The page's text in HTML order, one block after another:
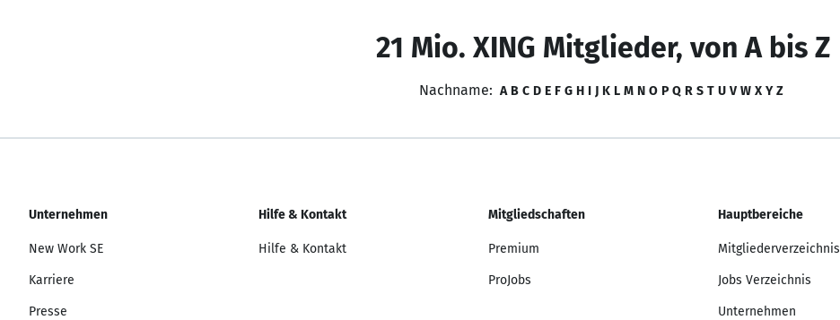
21 Mio. XING Mitglieder, von A bis Z
Nachname: A B C D E F G H I J K L M N O P Q R S T U V W X Y Z
Unternehmen
New Work SE
Karriere
Presse
Hilfe & Kontakt
Hilfe & Kontakt
Mitgliedschaften
Premium
ProJobs
Hauptbereiche
Mitgliederverzeichnis
Jobs Verzeichnis
Unternehmen